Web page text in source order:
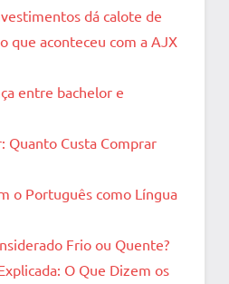
dá calote de
que aconteceu com a AJX
entre bachelor e
Quanto Custa Comprar
o Português como Língua
Frio ou Quente?
O Que Dizem os